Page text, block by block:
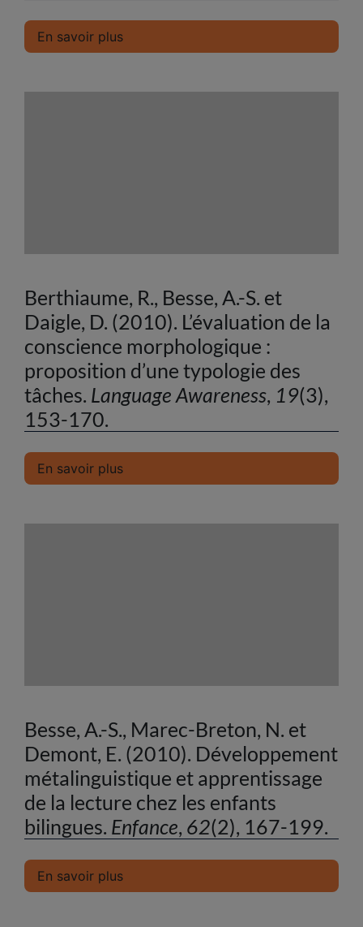
En savoir plus
Berthiaume, R., Besse, A.-S. et
Daigle, D. (2010). L’évaluation de la
conscience morphologique :
proposition d’une typologie des
tâches. Language Awareness, 19(3),
153-170.
En savoir plus
Besse, A.-S., Marec-Breton, N. et
Demont, E. (2010). Développement
métalinguistique et apprentissage
de la lecture chez les enfants
bilingues. Enfance, 62(2), 167-199.
En savoir plus